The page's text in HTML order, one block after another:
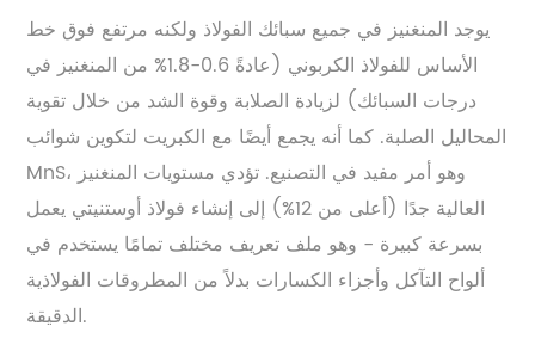
يوجد المنغنيز في جميع سبائك الفولاذ ولكنه مرتفع فوق خط
الأساس للفولاذ الكربوني (عادةً 0.6-1.8% من المنغنيز في
درجات السبائك) لزيادة الصلابة وقوة الشد من خلال تقوية
المحاليل الصلبة. كما أنه يجمع أيضًا مع الكبريت لتكوين شوائب
MnS، وهو أمر مفيد في التصنيع. تؤدي مستويات المنغنيز
العالية جدًا (أعلى من 12%) إلى إنشاء فولاذ أوستنيتي يعمل
بسرعة كبيرة - وهو ملف تعريف مختلف تمامًا يستخدم في
ألواح التآكل وأجزاء الكسارات بدلاً من المطروقات الفولاذية
الدقيقة.